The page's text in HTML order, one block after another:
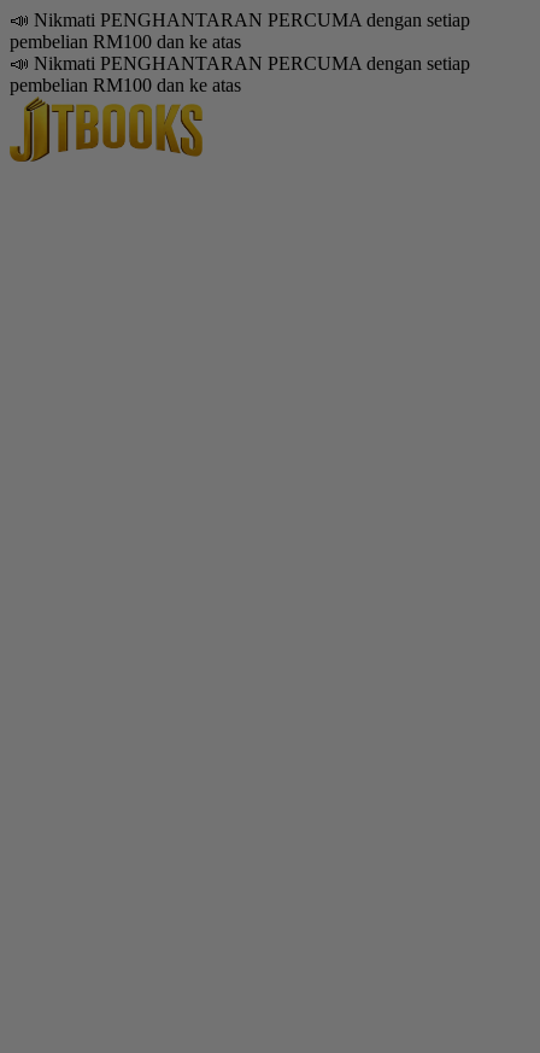
📣 Nikmati PENGHANTARAN PERCUMA dengan setiap
pembelian RM100 dan ke atas
📣 Nikmati PENGHANTARAN PERCUMA dengan setiap
pembelian RM100 dan ke atas